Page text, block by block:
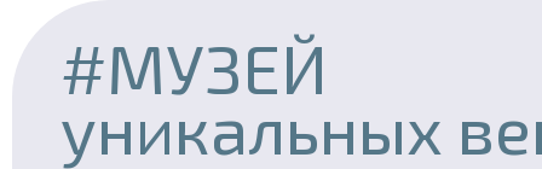
#МУЗЕЙ
уникальных